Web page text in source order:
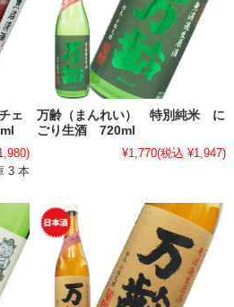
ェ
3 本
万齢（まんれい） 特別純米 に
ごり生酒 720ml
¥1,770(税込 ¥1,947)